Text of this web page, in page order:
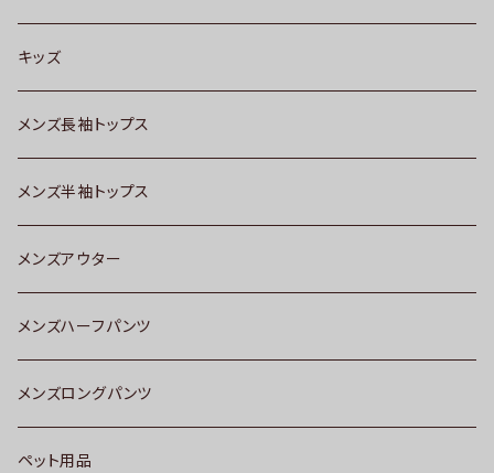
キッズ
メンズ長袖トップス
メンズ半袖トップス
メンズアウター
メンズハーフパンツ
メンズロングパンツ
ペット用品